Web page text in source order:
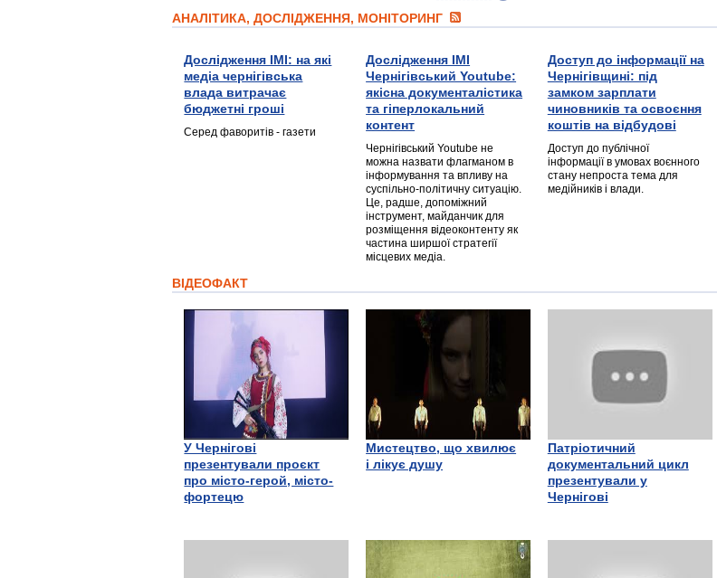
АНАЛІТИКА, ДОСЛІДЖЕННЯ, МОНІТОРИНГ
Дослідження ІМІ: на які
медіа чернігівська
влада витрачає
бюджетні гроші
Серед фаворитів - газети
Дослідження ІМІ
Чернігівський Youtube:
якісна документалістика
та гіперлокальний
контент
Чернігівський Youtube не
можна назвати флагманом в
інформування та впливу на
суспільно-політичну ситуацію.
Це, радше, допоміжний
інструмент, майданчик для
розміщення відеоконтенту як
частина ширшої стратегії
місцевих медіа.
Доступ до інформації на
Чернігівщині: під
замком зарплати
чиновників та освоєння
коштів на відбудові
Доступ до публічної
інформації в умовах воєнного
стану непроста тема для
медійників і влади.
ВІДЕОФАКТ
У Чернігові
презентували проєкт
про місто-герой, місто-
фортецю
Мистецтво, що хвилює
і лікує душу
Патріотичний
документальний цикл
презентували у
Чернігові